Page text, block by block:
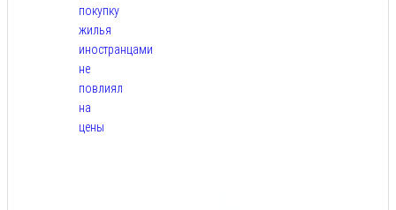
покупку
жилья
иностранцами
не
повлиял
на
цены